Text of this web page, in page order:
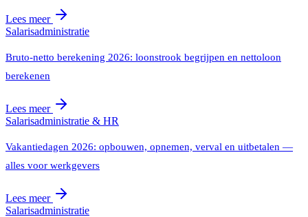
Lees meer
Salarisadministratie
Bruto-netto berekening 2026: loonstrook begrijpen en nettoloon
berekenen
Lees meer
Salarisadministratie & HR
Vakantiedagen 2026: opbouwen, opnemen, verval en uitbetalen —
alles voor werkgevers
Lees meer
Salarisadministratie